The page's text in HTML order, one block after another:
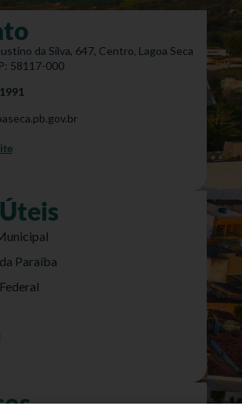
da Silva, 647, Centro, Lagoa Seca
58117-000
Paraíba